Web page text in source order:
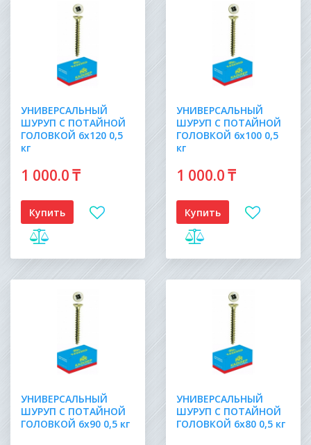
УНИВЕРСАЛЬНЫЙ
ШУРУП С ПОТАЙНОЙ
ГОЛОВКОЙ 6х120 0,5
кг
1 000.0₸
Купить
УНИВЕРСАЛЬНЫЙ
ШУРУП С ПОТАЙНОЙ
ГОЛОВКОЙ 6х100 0,5
кг
1 000.0₸
Купить
УНИВЕРСАЛЬНЫЙ
ШУРУП С ПОТАЙНОЙ
ГОЛОВКОЙ 6х90 0,5 кг
УНИВЕРСАЛЬНЫЙ
ШУРУП С ПОТАЙНОЙ
ГОЛОВКОЙ 6х80 0,5 кг